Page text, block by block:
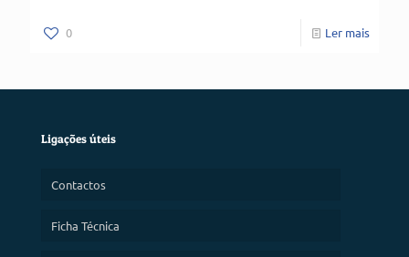
0 Ler mais
Ligações úteis
Contactos
Ficha Técnica